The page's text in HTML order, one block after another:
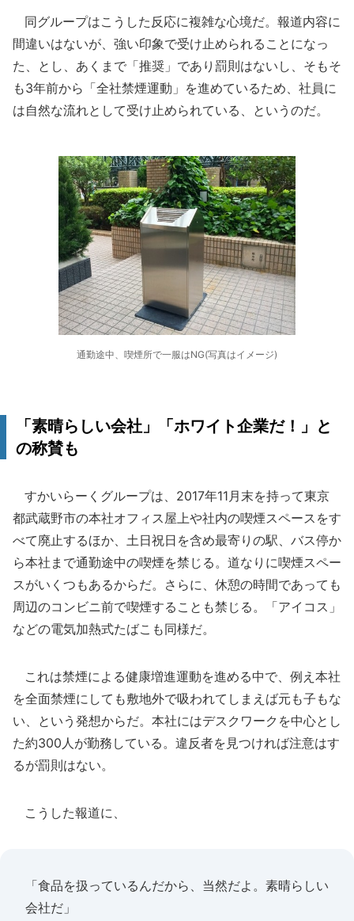
同グループはこうした反応に複雑な心境だ。報道内容に
間違いはないが、強い印象で受け止められることになっ
た、とし、あくまで「推奨」であり罰則はないし、そもそ
も3年前から「全社禁煙運動」を進めているため、社員に
は自然な流れとして受け止められている、というのだ。
通勤途中、喫煙所で一服はNG(写真はイメージ)
「素晴らしい会社」「ホワイト企業だ！」と
の称賛も
すかいらーくグループは、2017年11月末を持って東京
都武蔵野市の本社オフィス屋上や社内の喫煙スペースをす
べて廃止するほか、土日祝日を含め最寄りの駅、バス停か
ら本社まで通勤途中の喫煙を禁じる。道なりに喫煙スペー
スがいくつもあるからだ。さらに、休憩の時間であっても
周辺のコンビニ前で喫煙することも禁じる。「アイコス」
などの電気加熱式たばこも同様だ。
これは禁煙による健康増進運動を進める中で、例え本社
を全面禁煙にしても敷地外で吸われてしまえば元も子もな
い、という発想からだ。本社にはデスクワークを中心とし
た約300人が勤務している。違反者を見つければ注意はす
るが罰則はない。
こうした報道に、
「食品を扱っているんだから、当然だよ。素晴らしい
会社だ」